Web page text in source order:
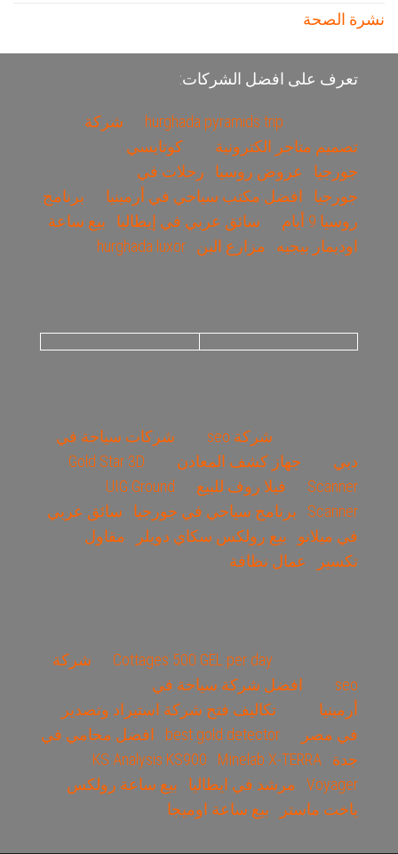
نشرة الصحة
تعرف على افضل الشركات:
hurghada pyramids trip
شركة
تصميم متاجر الكترونية
كوتايسي
جورجيا
عروض روسيا
رحلات في
جورجيا
افضل مكتب سياحي في أرمينيا
برنامج
روسيا 9 أيام
سائق عربي في إيطاليا
بيع ساعة
اوديمار بيجيه
مزارع البن hurghada luxor
شركة seo
شركات سياحة في
دبي
جهاز كشف المعادن
Gold Star 3D
Scanner
فيلا روف للبيع
UIG Ground
Scanner
برنامج سياحي في جورجيا
سائق عربي
في ميلانو
بيع رولكس سكاي دويلر
مقاول
تكسير
عمال نظافة
Cottages 500 GEL per day
شركة
seo
افضل شركة سياحة في
أرمينيا
تكاليف فتح شركة استيراد وتصدير
في مصر
best gold detector
افضل محامي في
جدة
KS Analysis KS900
Minelab X-TERRA
Voyager
مرشد في ايطاليا
بيع ساعة رولكس
ياخت ماستر
بيع ساعة اوميجا